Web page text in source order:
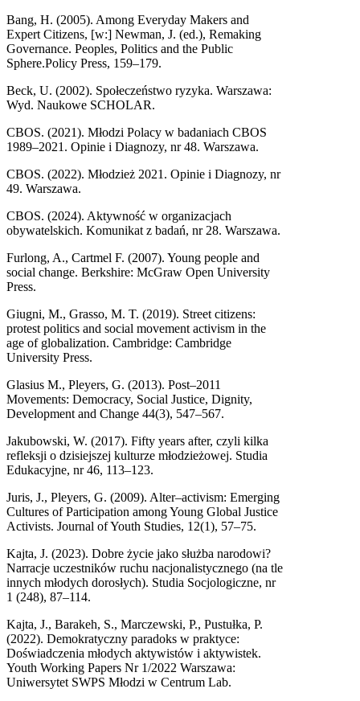
Bang, H. (2005). Among Everyday Makers and
Expert Citizens, [w:] Newman, J. (ed.), Remaking
Governance. Peoples, Politics and the Public
Sphere.Policy Press, 159–179.
Beck, U. (2002). Społeczeństwo ryzyka. Warszawa:
Wyd. Naukowe SCHOLAR.
CBOS. (2021). Młodzi Polacy w badaniach CBOS
1989–2021. Opinie i Diagnozy, nr 48. Warszawa.
CBOS. (2022). Młodzież 2021. Opinie i Diagnozy, nr
49. Warszawa.
CBOS. (2024). Aktywność w organizacjach
obywatelskich. Komunikat z badań, nr 28. Warszawa.
Furlong, A., Cartmel F. (2007). Young people and
social change. Berkshire: McGraw Open University
Press.
Giugni, M., Grasso, M. T. (2019). Street citizens:
protest politics and social movement activism in the
age of globalization. Cambridge: Cambridge
University Press.
Glasius M., Pleyers, G. (2013). Post–2011
Movements: Democracy, Social Justice, Dignity,
Development and Change 44(3), 547–567.
Jakubowski, W. (2017). Fifty years after, czyli kilka
refleksji o dzisiejszej kulturze młodzieżowej. Studia
Edukacyjne, nr 46, 113–123.
Juris, J., Pleyers, G. (2009). Alter–activism: Emerging
Cultures of Participation among Young Global Justice
Activists. Journal of Youth Studies, 12(1), 57–75.
Kajta, J. (2023). Dobre życie jako służba narodowi?
Narracje uczestników ruchu nacjonalistycznego (na tle
innych młodych dorosłych). Studia Socjologiczne, nr
1 (248), 87–114.
Kajta, J., Barakeh, S., Marczewski, P., Pustułka, P.
(2022). Demokratyczny paradoks w praktyce:
Doświadczenia młodych aktywistów i aktywistek.
Youth Working Papers Nr 1/2022 Warszawa:
Uniwersytet SWPS Młodzi w Centrum Lab.